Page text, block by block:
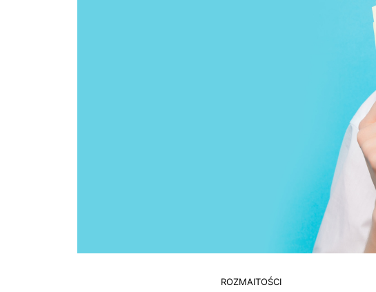
ROZMAITOŚCI